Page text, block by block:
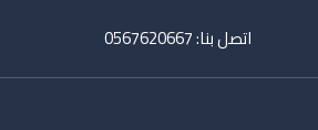
اتصل بنا:0567620667